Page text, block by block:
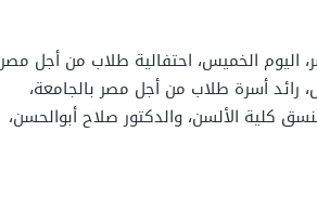
اليوم الخميس، احتفالية طلاب من أجل مصر
رائد أسرة طلاب من أجل مصر بالجامعة،
كلية الألسن، والدكتور صلاح أبوالحسن،